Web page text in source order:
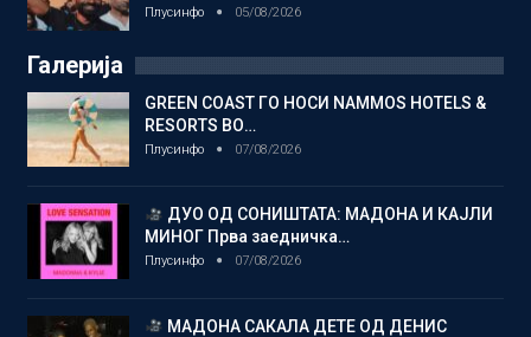
Плусинфо 05/08/2026
Галерија
GREEN COAST ГО НОСИ NAMMOS HOTELS &
RESORTS ВО…
Плусинфо 07/08/2026
ДУО ОД СОНИШТАТА: МАДОНА И КАЈЛИ
МИНОГ Прва заедничка…
Плусинфо 07/08/2026
МАДОНА САКАЛА ДЕТЕ ОД ДЕНИС